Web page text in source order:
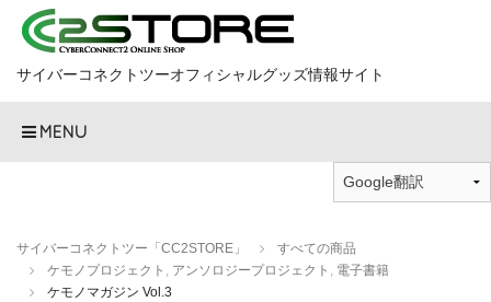
サイバーコネクトツーオフィシャルグッズ情報サイト
MENU
サイバーコネクトツー「CC2STORE」
すべての商品
ケモノプロジェクト , アンソロジープロジェクト , 電子書籍
ケモノマガジン Vol.3